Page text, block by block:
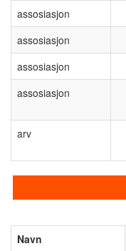
assosiasjon
assosiasjon
assosiasjon
assosiasjon
arv
Navn